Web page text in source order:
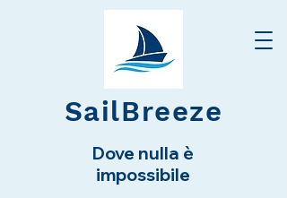
SailBreeze
Dove nulla è
impossibile